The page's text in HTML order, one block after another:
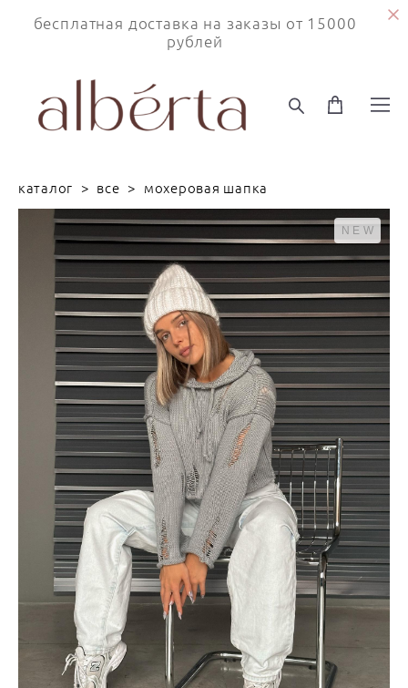
бесплатная доставка на заказы от 15000
рублей
каталог > все > мохеровая шапка
NEW